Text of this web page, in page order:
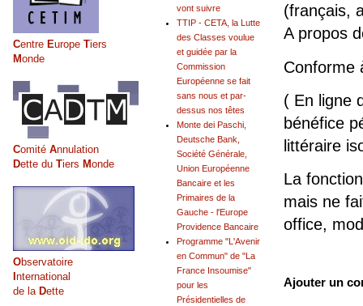
(français,
A propos
Conforme
( En ligne
bénéfice
littéraire
La
mais ne
office,
Ajouter un
vont suivre
TTIP - CETA, la Lutte
des Classes voulue
et guidée par la
Commission
Européenne se fait
sans nous et par-
dessus nos têtes
Monte dei Paschi,
Deutsche Bank,
Société Générale,
Union Européenne
Bancaire et les
Primaires de la
Gauche - l'Europe
Providence Bancaire
Programme "L'Avenir
en Commun" de "La
France Insoumise"
pour les
Présidentielles de
Centre Europe Tiers
Monde
Comité Annulation
Dette du Tiers Monde
Observatoire
International
de la Dette